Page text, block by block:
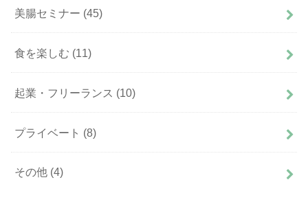
美腸セミナー (45)
食を楽しむ (11)
起業・フリーランス (10)
プライベート (8)
その他 (4)